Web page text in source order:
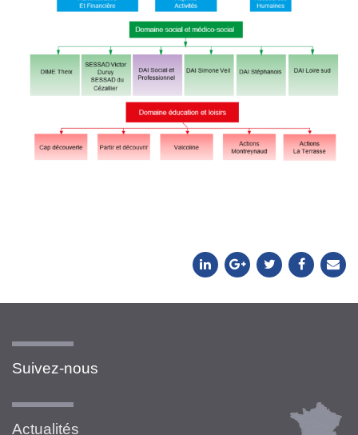
Suivez-nous
Actualités